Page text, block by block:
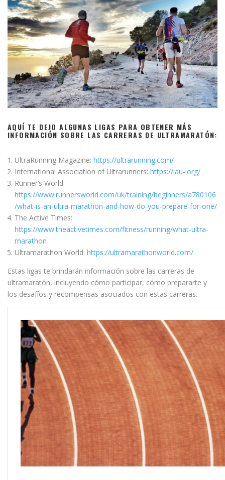
AQUÍ TE DEJO ALGUNAS LIGAS PARA OBTENER MÁS
INFORMACIÓN SOBRE LAS CARRERAS DE ULTRAMARATÓN:
UltraRunning Magazine: https://ultrarunning.com/
International Association of Ultrarunners: https://iau-.org/
Runner’s World:
https://www.runnersworld.com/uk/training/beginners/a780106
/what-is-an-ultra-marathon-and-how-do-you-prepare-for-one/
The Active Times:
https://www.theactivetimes.com/fitness/running/what-ultra-
marathon
Ultramarathon World: https://ultramarathonworld.com/
Estas ligas te brindarán información sobre las carreras de
ultramaratón, incluyendo cómo participar, cómo prepararte y
los desafíos y recompensas asociados con estas carreras.